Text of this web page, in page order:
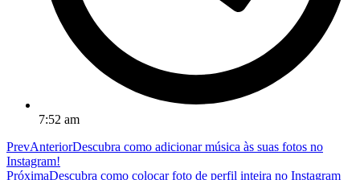
7:52 am
PrevAnteriorDescubra como adicionar música às suas fotos no
Instagram!
PróximaDescubra como colocar foto de perfil inteira no Instagram